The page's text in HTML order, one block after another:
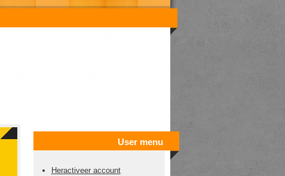
User menu
Heractiveer account